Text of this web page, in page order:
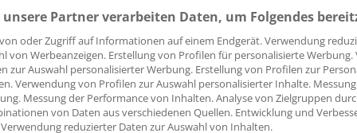
ist mit wenigen Klicks erledigt und kostenlos.
des kostenlosen Login:
Analysen, Hintergründe und Infografiken
Interviews und Praxis-Tipps
auf allemedizinischen Berichte und Kommentare
Partner verarbeiten Daten, um Folgendes
oder Zugriff auf Informationen auf einem Endgerät. Verwendung
von Werbeanzeigen. Erstellung von Profilen für personalisierte
zur Auswahl personalisierter Werbung. Erstellung von Profilen zur
Verwendung von Profilen zur Auswahl personalisierter Inhalte.
Messung der Performance von Inhalten. Analyse von Zielgruppen
von Daten aus verschiedenen Quellen. Entwicklung und
reduzierter Daten zur Auswahl von Inhalten.